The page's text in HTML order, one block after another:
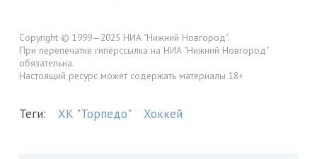
Copyright © 1999—2025 НИА "Нижний Новгород".
При перепечатке гиперссылка на НИА "Нижний Новгород"
обязательна.
Настоящий ресурс может содержать материалы 18+
Теги: ХК "Торпедо" Хоккей